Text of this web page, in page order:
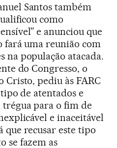
Santos também
como
e anunciou que
fará uma reunião com
na população atacada.
do Congresso, o
pediu às FARC
de atentados e
para o fim de
e inaceitável
que recusar este tipo
se fazem as